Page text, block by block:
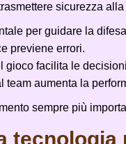
sicurezza
per guidare la
previene errori.
gioco facilita le
team aumenta la
sempre più
tecnologia